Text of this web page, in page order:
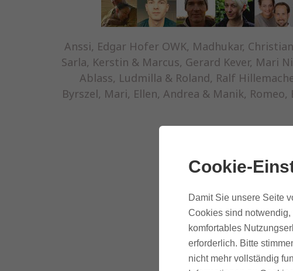
Anssi, Edgar Hofer OWK, Madhukar,
Sarla, Kerstin & Marcus, Gerard Kever, Mari
Ablass, Ludmilla & Roland, Ralf
Byrszel, Mari, Ellen, Andrea & Manik,
Cookie-
Damit Sie unsere Seite
Cookies sind
komfortables
erforderlich. Bitte
nicht mehr vollständig